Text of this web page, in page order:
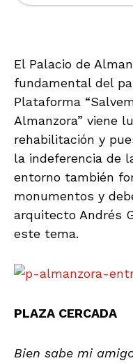
El Palacio de
fundamental del
Plataforma
Almanzora” viene
rehabilitación y
la indeferencia de
entorno también
monumentos y
arquitecto Andrés
este tema.
PLAZA CERCADA
Bien sabe mi